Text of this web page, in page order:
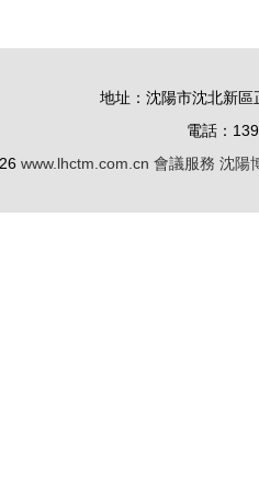
地址：沈陽市沈北新區
電話：
www.lhctm.com.cn 會議服務 沈陽